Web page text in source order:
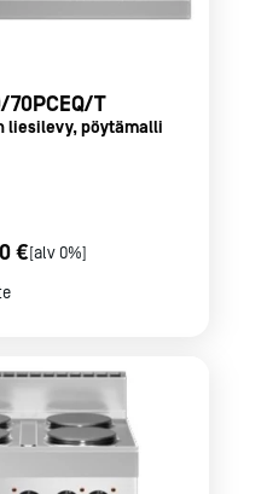
T
liesilevy, pöytämalli
€[alv 0%]